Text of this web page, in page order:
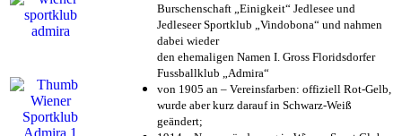
Burschenschaft „Einigkeit“ Jedlesee und
Jedleseer Sportklub „Vindobona“ und nahmen
dabei wieder
den ehemaligen Namen I. Gross Floridsdorfer
Fussballklub „Admira“
von 1905 an – Vereinsfarben: offiziell Rot-Gelb,
wurde aber kurz darauf in Schwarz-Weiß
geändert;